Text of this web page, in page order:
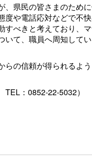
、県民の皆さまのため
度や電話応対などで不
すべきと考えており、
いて、職員へ周知して
らの信頼が得られるよ
TEL：0852-22-5032）